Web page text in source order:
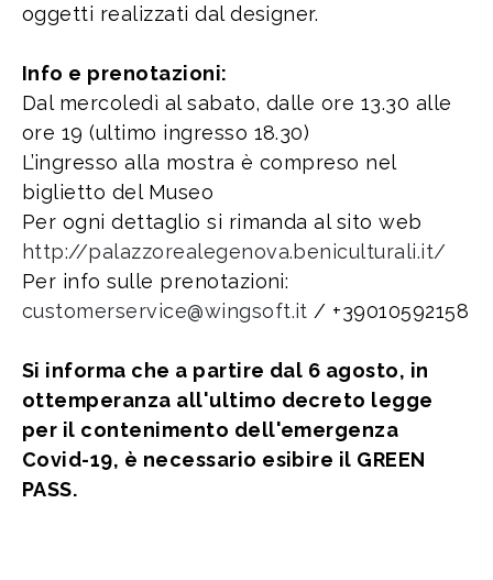
oggetti realizzati dal designer.
Info e prenotazioni:
Dal mercoledì al sabato, dalle ore 13.30 alle
ore 19 (ultimo ingresso 18.30)
L’ingresso alla mostra è compreso nel
biglietto del Museo
Per ogni dettaglio si rimanda al sito web
http://palazzorealegenova.beniculturali.it/
Per info sulle prenotazioni:
customerservice@wingsoft.it / +39010592158
Si informa che a partire dal 6 agosto, in
ottemperanza all'ultimo decreto legge
per il contenimento dell'emergenza
Covid-19, è necessario esibire il GREEN
PASS.